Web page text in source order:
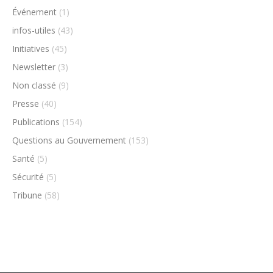
Événement (1)
infos-utiles (43)
Initiatives (45)
Newsletter (3)
Non classé (9)
Presse (40)
Publications (154)
Questions au Gouvernement (153)
Santé (5)
Sécurité (5)
Tribune (58)